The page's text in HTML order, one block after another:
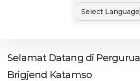
Select Language
Selamat Datang di
Brigjend Katamso